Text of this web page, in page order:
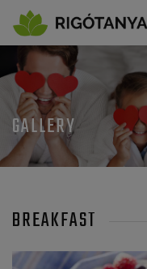
GALLERY
BREAKFAST